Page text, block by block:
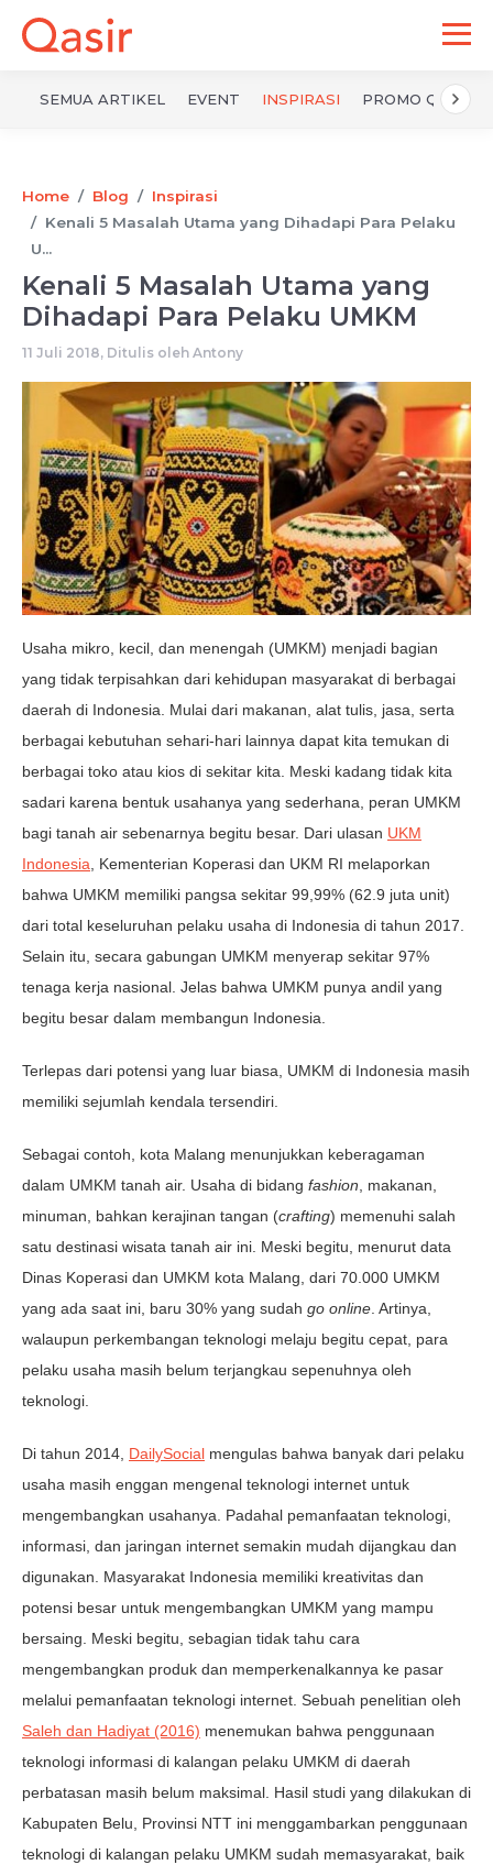
SEMUA ARTIKEL EVENT INSPIRASI PROMO QASIR
Home Blog
Inspirasi
Kenali 5 Masalah Utama yang Dihadapi Para Pelaku
U...
Kenali 5 Masalah Utama yang
Dihadapi Para Pelaku UMKM
11 Juli 2018, Ditulis oleh Antony
Usaha mikro, kecil, dan menengah (UMKM) menjadi bagian
yang tidak terpisahkan dari kehidupan masyarakat di berbagai
daerah di Indonesia. Mulai dari makanan, alat tulis, jasa, serta
berbagai kebutuhan sehari-hari lainnya dapat kita temukan di
berbagai toko atau kios di sekitar kita. Meski kadang tidak kita
sadari karena bentuk usahanya yang sederhana, peran UMKM
bagi tanah air sebenarnya begitu besar. Dari ulasan UKM
Indonesia, Kementerian Koperasi dan UKM RI melaporkan
bahwa UMKM memiliki pangsa sekitar 99,99% (62.9 juta unit)
dari total keseluruhan pelaku usaha di Indonesia di tahun 2017.
Selain itu, secara gabungan UMKM menyerap sekitar 97%
tenaga kerja nasional. Jelas bahwa UMKM punya andil yang
begitu besar dalam membangun Indonesia.
Terlepas dari potensi yang luar biasa, UMKM di Indonesia masih
memiliki sejumlah kendala tersendiri.
Sebagai contoh, kota Malang menunjukkan keberagaman
dalam UMKM tanah air. Usaha di bidang fashion, makanan,
minuman, bahkan kerajinan tangan (crafting) memenuhi salah
satu destinasi wisata tanah air ini. Meski begitu, menurut data
Dinas Koperasi dan UMKM kota Malang, dari 70.000 UMKM
yang ada saat ini, baru 30% yang sudah go online. Artinya,
walaupun perkembangan teknologi melaju begitu cepat, para
pelaku usaha masih belum terjangkau sepenuhnya oleh
teknologi.
Di tahun 2014, DailySocial mengulas bahwa banyak dari pelaku
usaha masih enggan mengenal teknologi internet untuk
mengembangkan usahanya. Padahal pemanfaatan teknologi,
informasi, dan jaringan internet semakin mudah dijangkau dan
digunakan. Masyarakat Indonesia memiliki kreativitas dan
potensi besar untuk mengembangkan UMKM yang mampu
bersaing. Meski begitu, sebagian tidak tahu cara
mengembangkan produk dan memperkenalkannya ke pasar
melalui pemanfaatan teknologi internet. Sebuah penelitian oleh
Saleh dan Hadiyat (2016) menemukan bahwa penggunaan
teknologi informasi di kalangan pelaku UMKM di daerah
perbatasan masih belum maksimal. Hasil studi yang dilakukan di
Kabupaten Belu, Provinsi NTT ini menggambarkan penggunaan
teknologi di kalangan pelaku UMKM sudah memasyarakat, baik